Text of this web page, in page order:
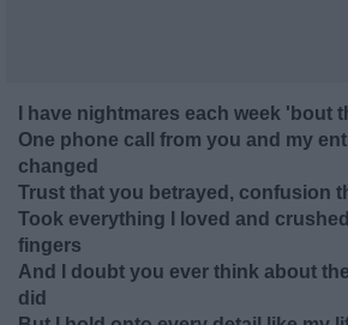
I have nightmares each week 'bout
One phone call from you and my
changed
Trust that you betrayed, confusion
Took everything I loved and
fingers
And I doubt you ever think about
did